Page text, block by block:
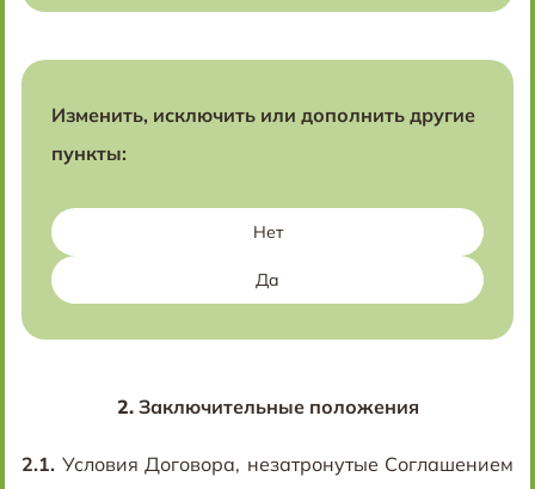
Изменить, исключить или дополнить другие
пункты:
Нет
Да
2.Заключительные положения
2.1. Условия Договора, незатронутые Соглашением